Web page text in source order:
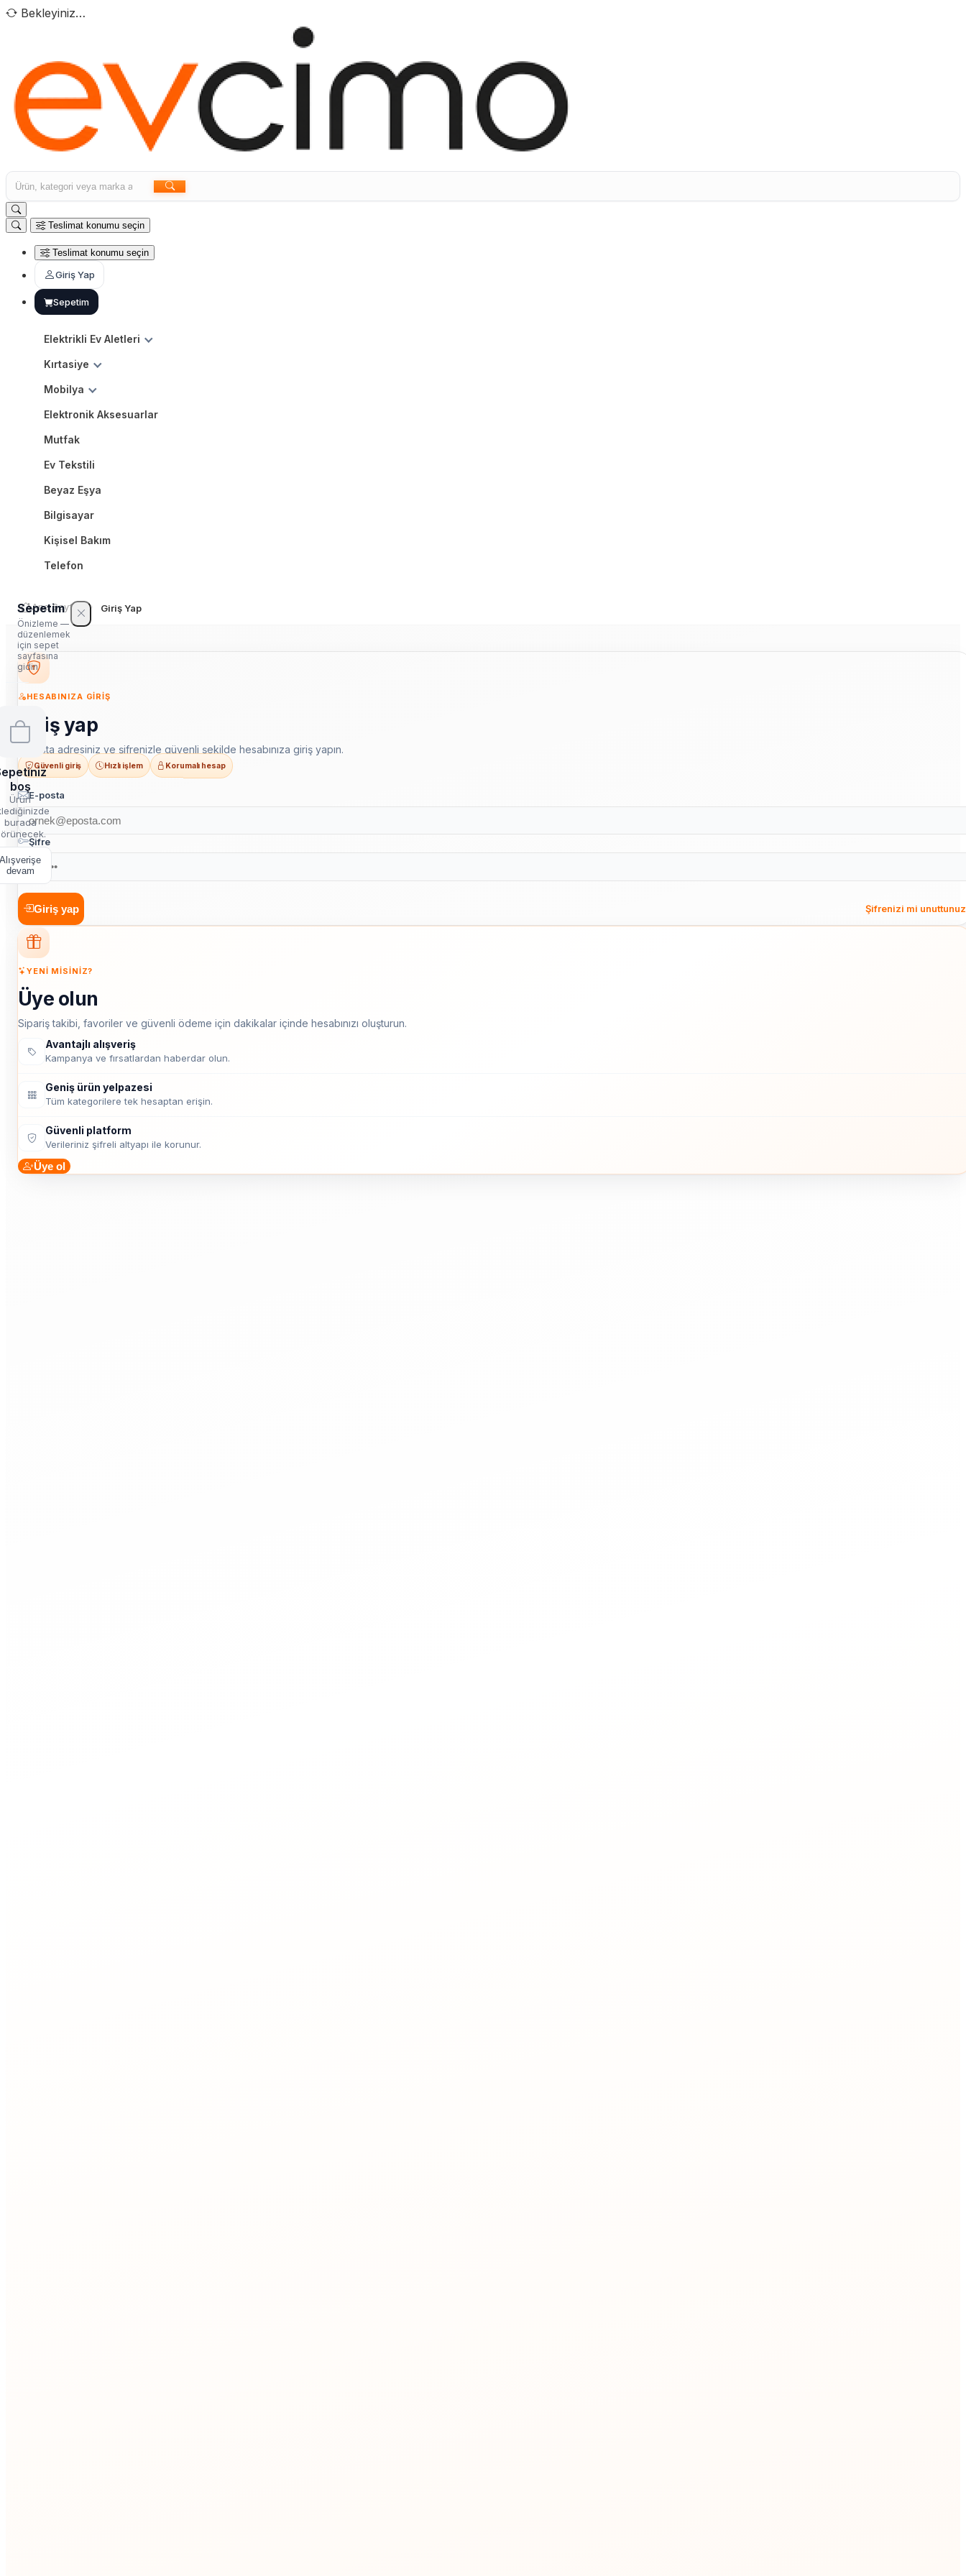
Bekleyiniz…
Teslimat konumu seçin
Teslimat konumu seçin
Giriş Yap
Sepetim
Elektrikli Ev Aletleri
Kırtasiye
Mobilya
Elektronik Aksesuarlar
Mutfak
Ev Tekstili
Beyaz Eşya
Bilgisayar
Kişisel Bakım
Telefon
Sepetim
Önizleme —
düzenlemek
için sepet
sayfasına
gidin
boş
Ürün
burada
Alışverişe
devam
Ana Sayfa Giriş Yap
HESABINIZA GIRIŞ
Giriş yap
E-posta adresiniz ve şifrenizle güvenli şekilde hesabınıza giriş yapın.
Güvenli giriş Hızlı işlem Korumalı hesap
E-posta
Şifre
Giriş yap Şifrenizi mi
YENI MISINIZ?
Üye olun
Sipariş takibi, favoriler ve güvenli ödeme için dakikalar içinde hesabınızı oluşturun.
Avantajlı alışveriş
Kampanya ve fırsatlardan haberdar olun.
Geniş ürün yelpazesi
Tüm kategorilere tek hesaptan erişin.
Güvenli platform
Verileriniz şifreli altyapı ile korunur.
Üye ol